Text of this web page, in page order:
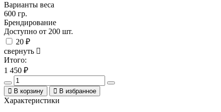
Варианты веса
600 гр.
Брендирование
Доступно от 200 шт.
20 ₽
свернуть
Итого:
1 450 ₽
В корзину В избранное
Характеристики